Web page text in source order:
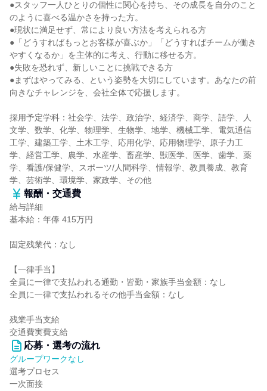
●スタッフ一人ひとりの個性に関心を持ち、その成長を自分のこと
のように喜べる温かさを持った方。
●現状に満足せず、常により良い方法を考えられる方
●「どうすればもっとお客様が喜ぶか」「どうすればチームが働き
やすくなるか」を主体的に考え、行動に移せる方。
●失敗を恐れず、新しいことに挑戦できる方
●まずはやってみる、という姿勢を大切にしています。あなたの前
向きなチャレンジを、会社全体で応援します。
採用予定学科：社会学、法学、政治学、経済学、商学、語学、人
文学、数学、化学、物理学、生物学、地学、機械工学、電気通信
工学、建築工学、土木工学、応用化学、応用物理学、原子力工
学、経営工学、農学、水産学、畜産学、獣医学、医学、歯学、薬
学、看護/保健学、スポーツ/人間科学、情報学、教員養成、教育
学、芸術学、環境学、家政学、その他
報酬・交通費
給与詳細
基本給：年俸 415万円
固定残業代：なし
【一律手当】
全員に一律で支払われる通勤・皆勤・家族手当金額：なし
全員に一律で支払われるその他手当金額：なし
残業手当支給
交通費実費支給
応募・選考の流れ
グループワークなし
選考プロセス
一次面接